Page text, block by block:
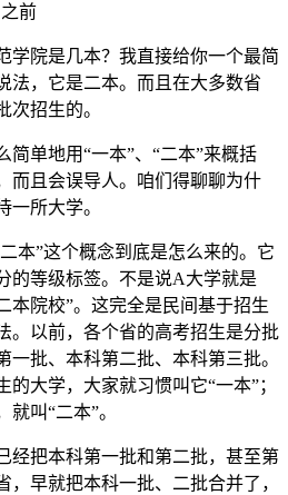
前
学院是几本？我直接给你一个最简
法，它是二本。而且在大多数省
次招生的。
简单地用“一本”、“二本”来概括
而且会误导人。咱们得聊聊为什
一所大学。
本”这个概念到底是怎么来的。它
的等级标签。不是说A大学就是
本院校”。这完全是民间基于招生
。以前，各个省的高考招生是分批
一批、本科第二批、本科第三批。
大学，大家就习惯叫它“一本”；
叫“二本”。
经把本科第一批和第二批，甚至第
，早就把本科一批、二批合并了，